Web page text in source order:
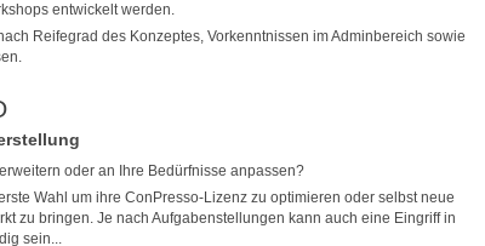
entwickelt werden.
Reifegrad des Konzeptes, Vorkenntnissen im Adminbereich sowie
oder an Ihre Bedürfnisse anpassen?
Wahl um ihre ConPresso-Lizenz zu optimieren oder selbst neue
zu bringen. Je nach Aufgabenstellungen kann auch eine Eingriff in
sein...